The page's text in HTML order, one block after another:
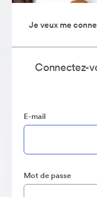
Je veux me
Connectez-
E-mail
Mot de passe